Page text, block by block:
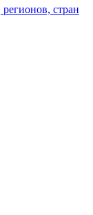
стран